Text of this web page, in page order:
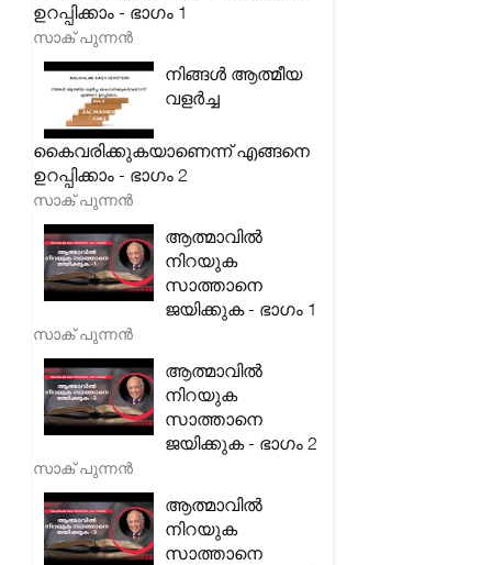
ഉറപ്പിക്കാം - ഭാഗം 1
സാക് പുന്നൻ
നിങ്ങൾ ആത്മീയ
വളർച്ച
കൈവരിക്കുകയാണെന്ന് എങ്ങനെ
ഉറപ്പിക്കാം - ഭാഗം 2
സാക് പുന്നൻ
ആത്മാവിൽ
നിറയുക
സാത്താനെ
ജയിക്കുക - ഭാഗം 1
സാക് പുന്നൻ
ആത്മാവിൽ
നിറയുക
സാത്താനെ
ജയിക്കുക - ഭാഗം 2
സാക് പുന്നൻ
ആത്മാവിൽ
നിറയുക
സാത്താനെ